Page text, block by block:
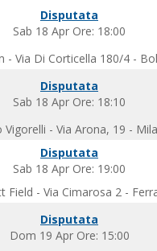
Disputata
Sab 18 Apr Ore: 18:00
- Via Di Corticella 180/4 -
Disputata
Sab 18 Apr Ore: 18:10
Vigorelli - Via Arona, 19 -
Disputata
Sab 18 Apr Ore: 19:00
Field - Via Cimarosa 2 -
Disputata
Dom 19 Apr Ore: 15:00